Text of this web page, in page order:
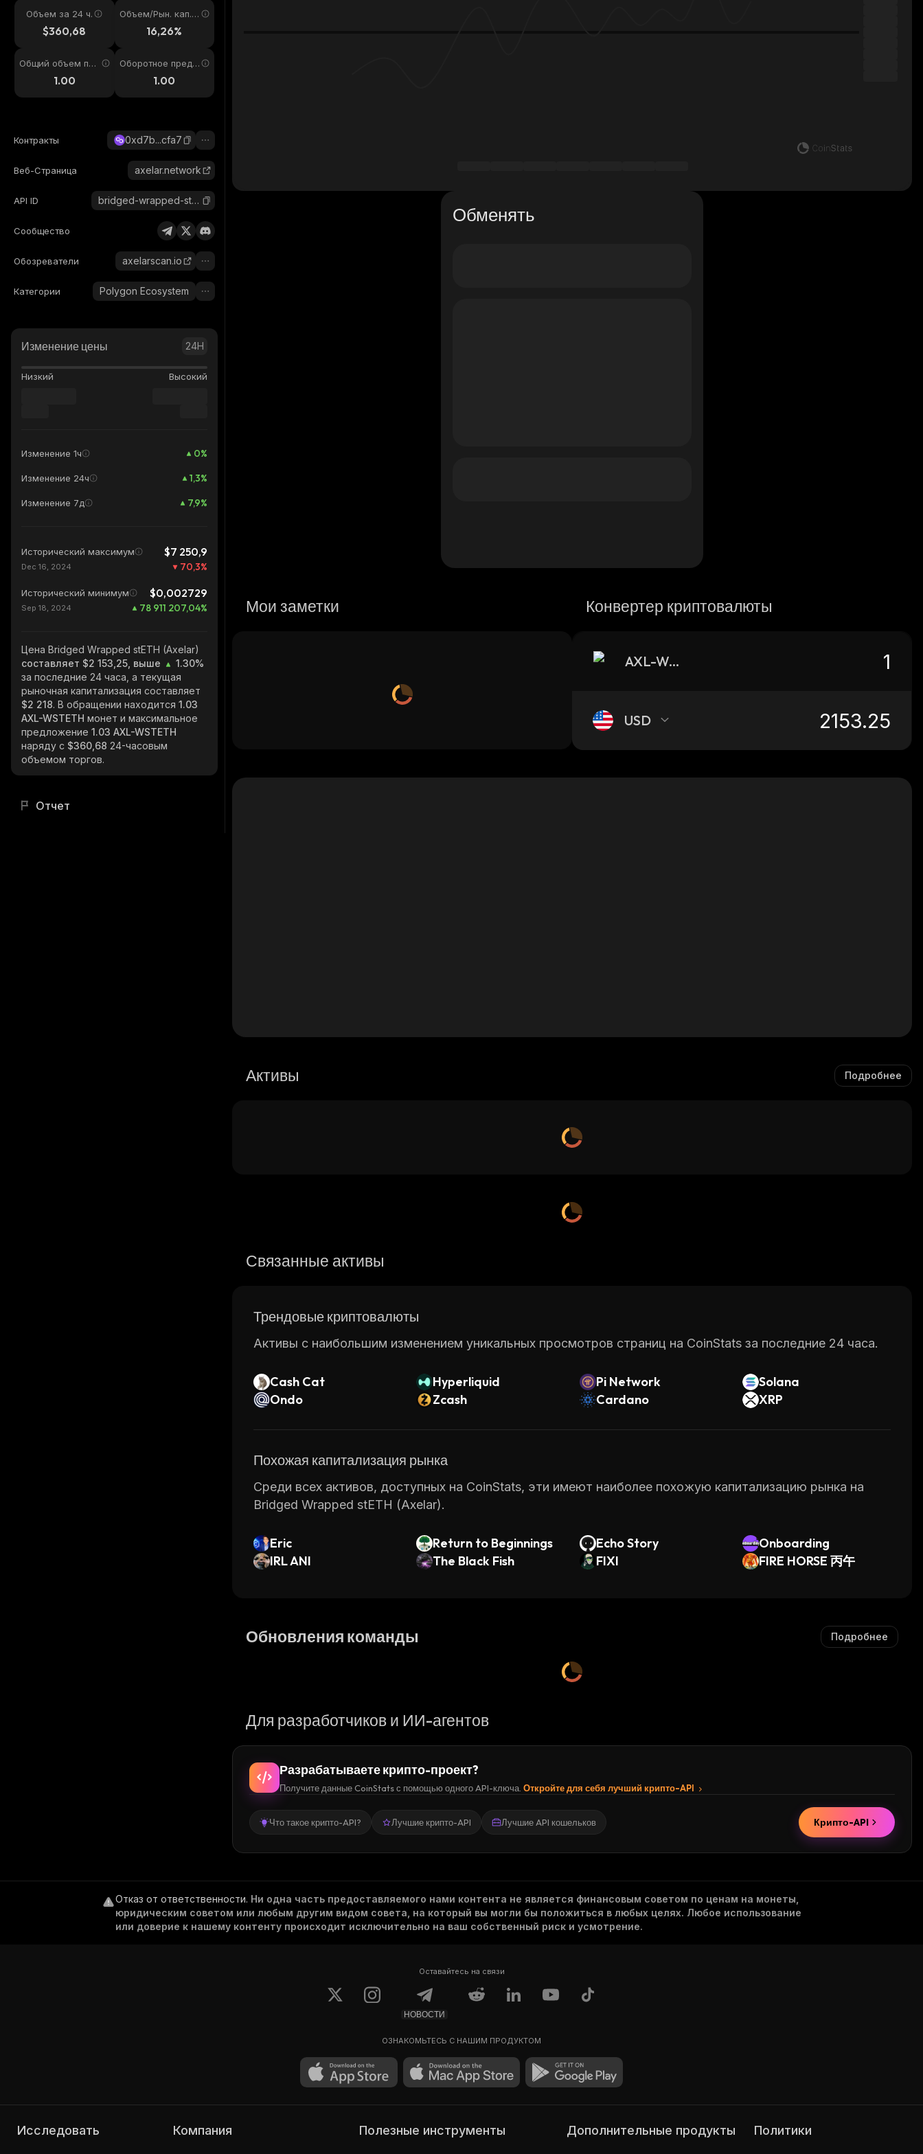
Объем за 24 ч.
$360,68
Объем/Рын. кап. 2
16,26%
Общий объем пре
дложения1.00
Оборотное предл
1.00
Контракты 0xd7b...cfa7
Веб-Страница axelar.network
API ID bridged-wrapped-steth-axelar
Сообщество
Обозреватели axelarscan.io
Категории Polygon Ecosystem
Изменение цены 24H
Низкий Высокий
Изменение 1ч 0%
Изменение 24ч 1,3%
Изменение 7д 7,9%
Исторический максимум $7 250,9
Dec 16, 2024 70,3%
Исторический минимум $0,002729
Sep 18, 2024 78 911 207,04%
Цена Bridged Wrapped stETH (Axelar)
составляет $2 153,25, выше
1.30%
за последние 24 часа, а текущая
рыночная капитализация составляет
$2 218. В обращении находится 1.03
AXL-WSTETH монет и максимальное
предложение 1.03 AXL-WSTETH
наряду с $360,68 24-часовым
объемом торгов.
Отчет
Обменять
Мои заметки Конвертер криптовалюты
AXL-WSTETH
USD
Активы Подробнее
Связанные активы
Трендовые криптовалюты
Активы с наибольшим изменением уникальных просмотров страниц на CoinStats за последние 24 часа.
Cash Cat Hyperliquid Pi Network
Solana
Ondo
Zcash Cardano XRP
Похожая капитализация рынка
Среди всех активов, доступных на CoinStats, эти имеют наиболее похожую капитализацию рынка на
Bridged Wrapped stETH (Axelar).
Eric Return to Beginnings Echo Story
Onboarding
IRL ANI
The Black Fish FIXI FIRE HORSE 丙午
Обновления команды Подробнее
Для разработчиков и ИИ-агентов
Разрабатываете крипто-проект?
Получите данные CoinStats с помощью одного API-ключа. Откройте для себя лучший крипто-API
Что такое крипто-API? Лучшие крипто-API Лучшие API кошельков Крипто-API
Отказ от ответственности. Ни одна часть предоставляемого нами контента не является финансовым советом по ценам на монеты,
юридическим советом или любым другим видом совета, на который вы могли бы положиться в любых целях. Любое использование
или доверие к нашему контенту происходит исключительно на ваш собственный риск и усмотрение.
Оставайтесь на связи
НОВОСТИ
ОЗНАКОМЬТЕСЬ С НАШИМ ПРОДУКТОМ
Исследовать Компания Полезные инструменты Дополнительные продукты Политики